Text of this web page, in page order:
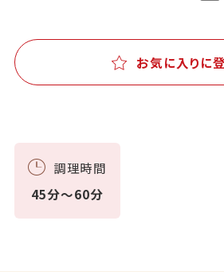
お気に入りに
調理時間
45分～60分